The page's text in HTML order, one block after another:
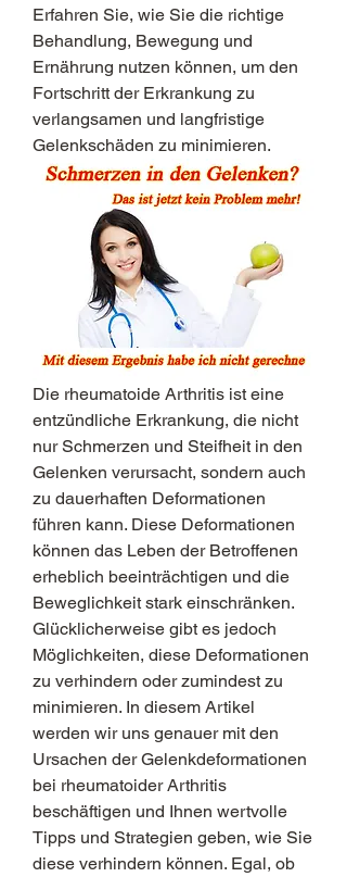
Erfahren Sie, wie Sie die richtige
Behandlung, Bewegung und
Ernährung nutzen können, um den
Fortschritt der Erkrankung zu
verlangsamen und langfristige
Gelenkschäden zu minimieren.
Die rheumatoide Arthritis ist eine
entzündliche Erkrankung, die nicht
nur Schmerzen und Steifheit in den
Gelenken verursacht, sondern auch
zu dauerhaften Deformationen
führen kann. Diese Deformationen
können das Leben der Betroffenen
erheblich beeinträchtigen und die
Beweglichkeit stark einschränken.
Glücklicherweise gibt es jedoch
Möglichkeiten, diese Deformationen
zu verhindern oder zumindest zu
minimieren. In diesem Artikel
werden wir uns genauer mit den
Ursachen der Gelenkdeformationen
bei rheumatoider Arthritis
beschäftigen und Ihnen wertvolle
Tipps und Strategien geben, wie Sie
diese verhindern können. Egal, ob